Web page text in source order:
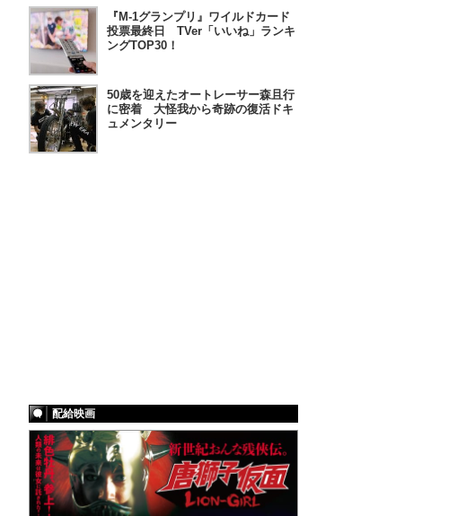
『M-1グランプリ』ワイルドカード
投票最終日 TVer「いいね」ランキ
ングTOP30！
50歳を迎えたオートレーサー森且行
に密着 大怪我から奇跡の復活ドキ
ュメンタリー
配給映画